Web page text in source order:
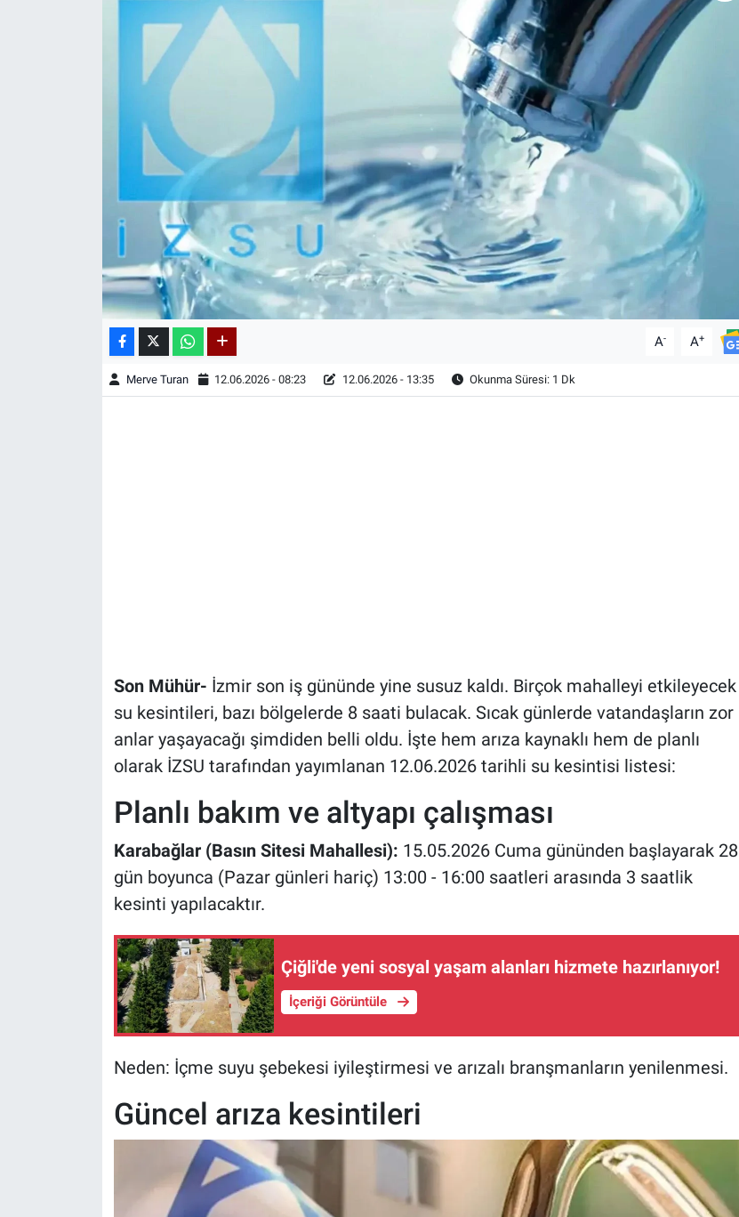
A- A+
Merve Turan 12.06.2026 - 08:23 12.06.2026 - 13:35 Okunma Süresi: 1 Dk
Son Mühür- İzmir son iş gününde yine susuz kaldı. Birçok mahalleyi etkileyecek
su kesintileri, bazı bölgelerde 8 saati bulacak. Sıcak günlerde vatandaşların zor
anlar yaşayacağı şimdiden belli oldu. İşte hem arıza kaynaklı hem de planlı
olarak İZSU tarafından yayımlanan 12.06.2026 tarihli su kesintisi listesi:
Planlı bakım ve altyapı çalışması
Karabağlar (Basın Sitesi Mahallesi): 15.05.2026 Cuma gününden başlayarak 28
gün boyunca (Pazar günleri hariç) 13:00 - 16:00 saatleri arasında 3 saatlik
kesinti yapılacaktır.
Çiğli'de yeni sosyal yaşam alanları hizmete hazırlanıyor!
İçeriği Görüntüle
Neden: İçme suyu şebekesi iyileştirmesi ve arızalı branşmanların yenilenmesi.
Güncel arıza kesintileri